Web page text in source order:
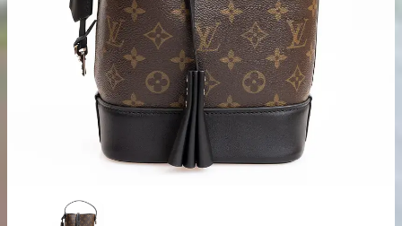
出張買取の
お申込み
宅配買取の
お申込み
LINE査定